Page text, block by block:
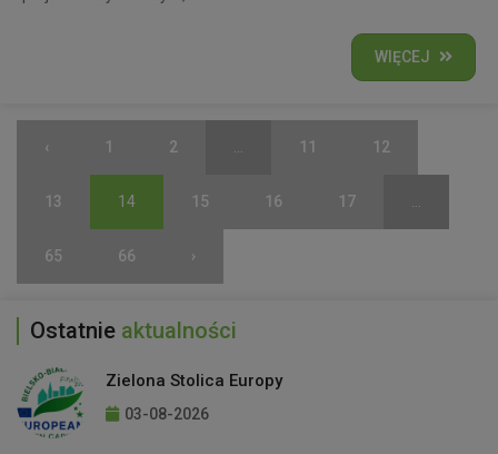
WIĘCEJ
‹ 1 2 11 12
13 14 15 16 17
65 66 ›
Ostatnie aktualności
Zielona Stolica Europy
03-08-2026